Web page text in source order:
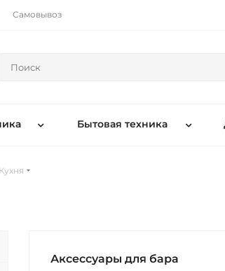
Самовывоз
Бытовая техника
Кухня
Аксессуары для бара